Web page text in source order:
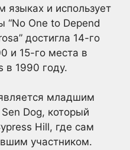
языках и использует
“No One to Depend
достигла 14-го
и 15-го места в
в 1990 году.
младшим
Dog, который
Hill, где сам
участником.